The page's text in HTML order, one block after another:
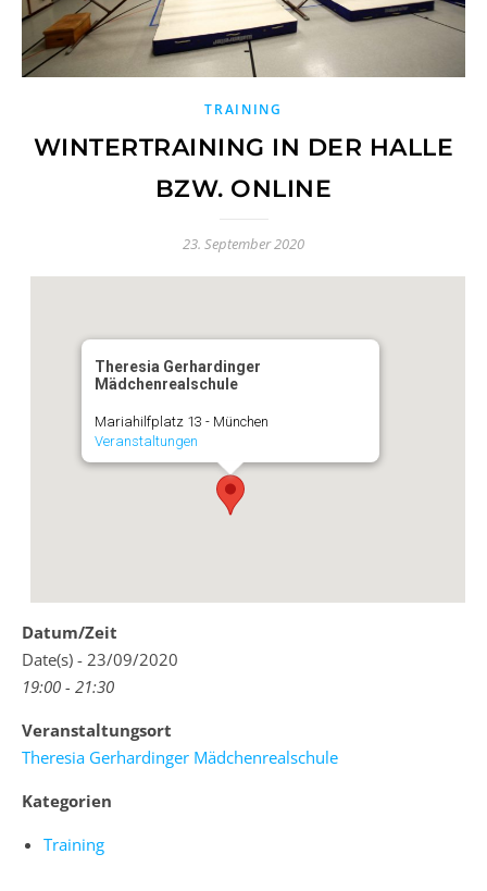
TRAINING
WINTERTRAINING IN DER HALLE
BZW. ONLINE
23. September 2020
Theresia Gerhardinger
Mädchenrealschule
Mariahilfplatz 13 - München
Veranstaltungen
Datum/Zeit
Date(s) - 23/09/2020
19:00 - 21:30
Veranstaltungsort
Theresia Gerhardinger Mädchenrealschule
Kategorien
Training